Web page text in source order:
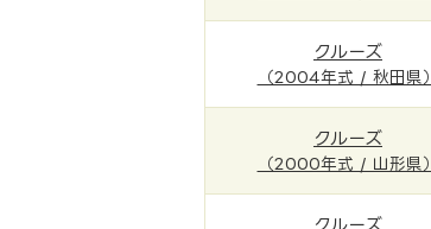
クルーズ
（2004年式 / 秋田県）
クルーズ
（2000年式 / 山形県）
クルーズ